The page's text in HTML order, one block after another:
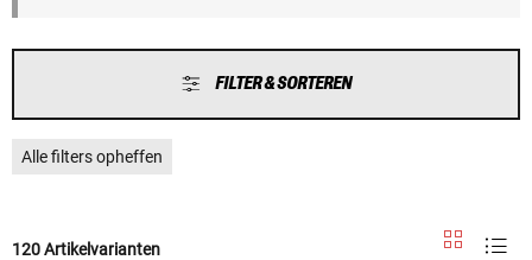
FILTER & SORTEREN
Alle filters opheffen
120 Artikelvarianten